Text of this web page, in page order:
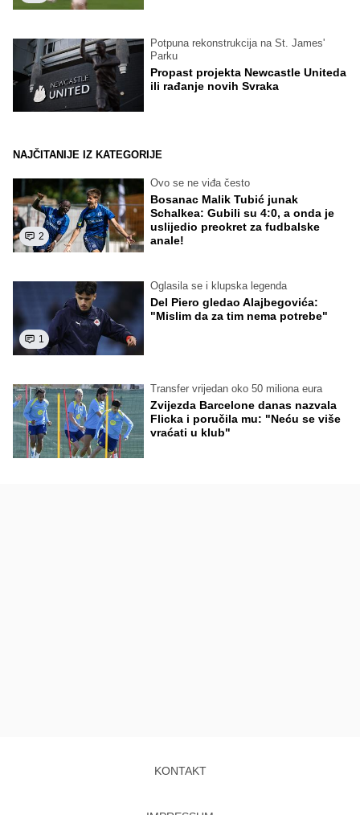
Potpuna rekonstrukcija na St. James'
Parku
Propast projekta Newcastle Uniteda
ili rađanje novih Svraka
NAJČITANIJE IZ KATEGORIJE
2
Ovo se ne viđa često
Bosanac Malik Tubić junak
Schalkea: Gubili su 4:0, a onda je
uslijedio preokret za fudbalske
anale!
1
Oglasila se i klupska legenda
Del Piero gledao Alajbegovića:
"Mislim da za tim nema potrebe"
Transfer vrijedan oko 50 miliona eura
Zvijezda Barcelone danas nazvala
Flicka i poručila mu: "Neću se više
vraćati u klub"
KONTAKT